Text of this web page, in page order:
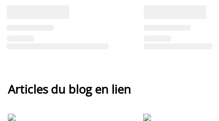
Articles du blog en lien